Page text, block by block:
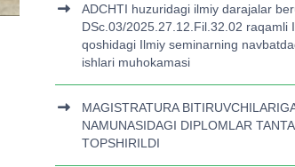
ADCHTI huzuridagi ilmiy darajalar
DSc.03/2025.27.12.Fil.32.02 raqamli
qoshidagi Ilmiy seminarning
ishlari muhokamasi
MAGISTRATURA
NAMUNASIDAGI DIPLOMLAR
TOPSHIRILDI